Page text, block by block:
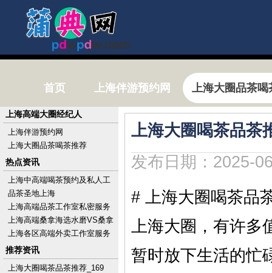
首页 上海伴游预约网 上海大圈品茶喝
上海大圈喝茶品茶
发布日期：2025-
# 上海大圈喝茶品
上海大圈，有许多
暂时放下生活的忙
上海高端大圈经纪人
上海伴游预约网
上海大圈品茶喝茶推荐
热点资讯
上海中高端喝茶预约及私人工
作室电话
品茶圣地上海
上海高端品茶工作室私密服务
体验实录_324
上海高端桑拿海选水磨VS桑拿
房：体验差多少？
上海各区高端外卖工作室服务
_442
推荐资讯
上海大圈喝茶品茶推荐_169